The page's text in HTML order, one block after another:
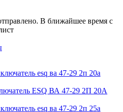
В ближайшее время с
ESQ ВА 47-29 2П 20А